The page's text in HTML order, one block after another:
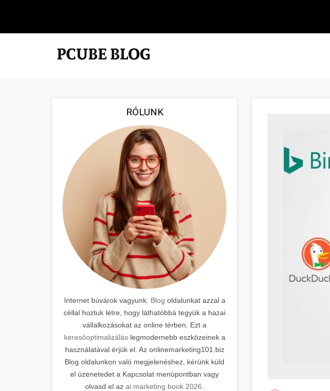
RÓLUNK
Internet búvárok vagyunk. Blog oldalunkat azzal a
céllal hoztuk létre, hogy láthatóbbá tegyük a hazai
vállalkozásokat az online térben. Ezt a
keresőoptimalizáláslegmodernebb eszközeinek a
használatával érjük el. Az onlinemarketing101.biz
Blog oldalunkon való megjelenéshez, kérünk küld
el üzenetedet a Kapcsolat menüpontban vagy
olvasd el az ai marketing book 2026